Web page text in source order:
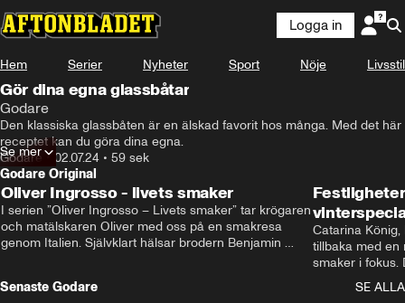
Logga in
Hem Serier Nyheter Sport Nöje Livsstil
Gör dina egna glassbåtar
Godare
Den klassiska glassbåten är en älskad favorit hos många. Med det här
receptet kan du göra dina egna.
Godare • 02.07.24 • 59 sek
Se mer
Godare Original
Oliver Ingrosso - livets smaker
I serien ”Oliver Ingrosso – Livets smaker” tar krögaren
och matälskaren Oliver med oss på en smakresa
genom Italien. Självklart hälsar brodern Benjamin
Catarina
tillbaka med en
smaker i fokus.
julfavoriter
Senaste Godare
SE ALLA